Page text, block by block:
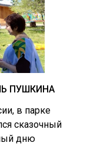
ПУШКИНА
в парке
сказочный
дню